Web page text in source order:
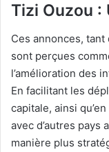
Tizi Ouzou :
Ces annonces, tant
sont perçues
l’amélioration des
En facilitant les
capitale, ainsi
avec d’autres pays
manière plus